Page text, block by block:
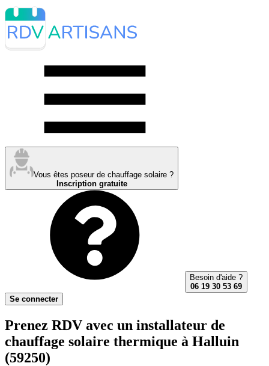
Vous êtes poseur de chauffage solaire ?
Inscription gratuite
Besoin d'aide ?
06 19 30 53 69
Se connecter
Prenez RDV avec un installateur de
chauffage solaire thermique à Halluin
(59250)